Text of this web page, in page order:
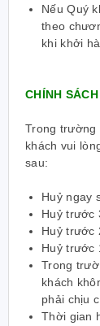
Nếu Quý
theo
khi khởi
CHÍNH
Trong trường
khách vui
sau:
Huỷ ngay
Huỷ trước
Huỷ trước
Huỷ trước
Trong
khách
phải chịu
Thời gian